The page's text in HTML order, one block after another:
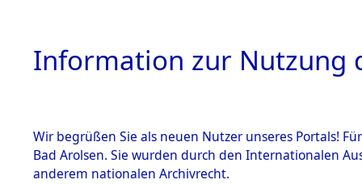
HOME
Information zur Nutzung
Wir begrüßen Sie als neuen Nutzer unseres Portals!
Bad Arolsen. Sie wurden durch den Internationalen
anderem nationalen Archivrecht.